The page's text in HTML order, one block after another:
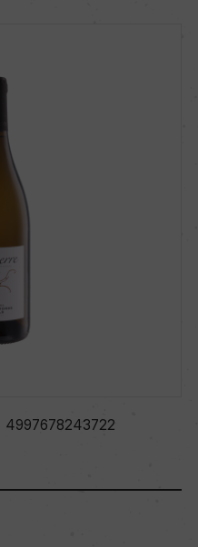
4997678243722